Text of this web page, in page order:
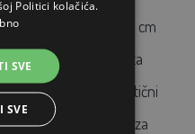
ogradu visine do 56 cm
stupove sa 7 ušica za
žice. Mobilni plastični
i uzemljivačka šipka za
Politici kolačića.
SVE
SVE